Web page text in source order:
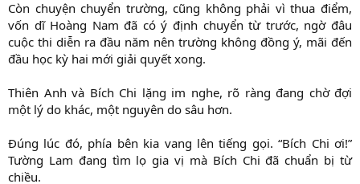
Còn chuyện chuyển trường, cũng không phải vì thua điểm,
vốn dĩ Hoàng Nam đã có ý định chuyển từ trước, ngờ đâu
cuộc thi diễn ra đầu năm nên trường không đồng ý, mãi đến
đầu học kỳ hai mới giải quyết xong.
Thiên Anh và Bích Chi lặng im nghe, rõ ràng đang chờ đợi
một lý do khác, một nguyên do sâu hơn.
Đúng lúc đó, phía bên kia vang lên tiếng gọi. “Bích Chi ơi!”
Tường Lam đang tìm lọ gia vị mà Bích Chi đã chuẩn bị từ
chiều.